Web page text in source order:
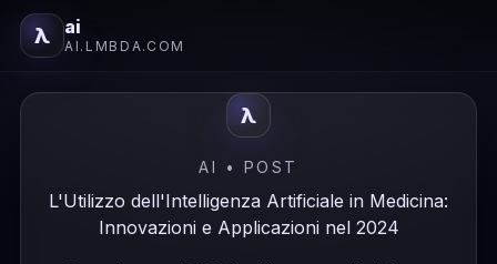
λ ai
AI.LMBDA.COM
λ
AI • POST
L'Utilizzo dell'Intelligenza Artificiale in Medicina:
Innovazioni e Applicazioni nel 2024